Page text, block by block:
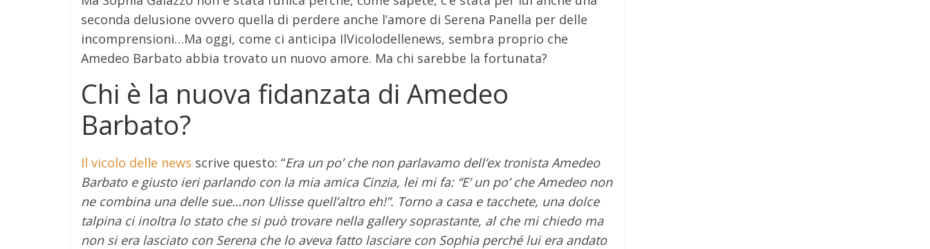
seconda delusione ovvero quella di perdere anche l’amore di Serena Panella per delle
incomprensioni…Ma oggi, come ci anticipa IlVicolodellenews, sembra proprio che
Amedeo Barbato abbia trovato un nuovo amore. Ma chi sarebbe la fortunata?
Chi è la nuova fidanzata di Amedeo
Barbato?
Il vicolo delle news scrive questo: “Era un po’ che non parlavamo dell’ex tronista Amedeo
Barbato e giusto ieri parlando con la mia amica Cinzia, lei mi fa: “E’ un po’ che Amedeo non
ne combina una delle sue…non Ulisse quell’altro eh!”. Torno a casa e tacchete, una dolce
talpina ci inoltra lo stato che si può trovare nella gallery soprastante, al che mi chiedo ma
non si era lasciato con Serena che lo aveva fatto lasciare con Sophia perché lui era andato